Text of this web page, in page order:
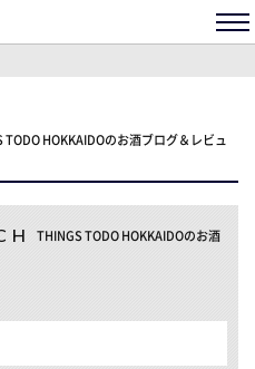
TODO HOKKAIDOのお酒ブログ＆レビュ
THINGS TODO HOKKAIDOのお酒